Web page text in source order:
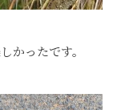
かったです。